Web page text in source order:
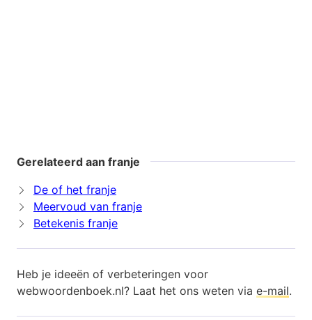
Gerelateerd aan franje
De of het franje
Meervoud van franje
Betekenis franje
Heb je ideeën of verbeteringen voor
webwoordenboek.nl? Laat het ons weten via e-mail.